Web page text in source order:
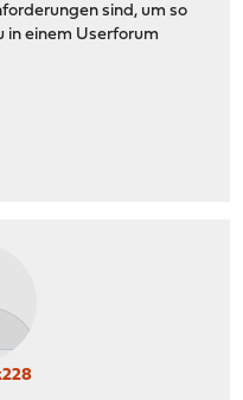
sind, um so
in einem Userforum